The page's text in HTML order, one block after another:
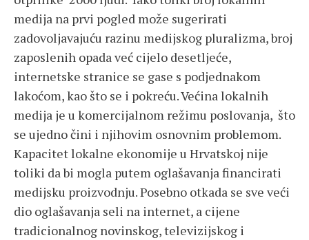
medija na prvi pogled može sugerirati
zadovoljavajuću razinu medijskog pluralizma, broj
zaposlenih opada već cijelo desetljeće,
internetske stranice se gase s podjednakom
lakoćom, kao što se i pokreću. Većina lokalnih
medija je u komercijalnom režimu poslovanja, što
se ujedno čini i njihovim osnovnim problemom.
Kapacitet lokalne ekonomije u Hrvatskoj nije
toliki da bi mogla putem oglašavanja financirati
medijsku proizvodnju. Posebno otkada se sve veći
dio oglašavanja seli na internet, a cijene
tradicionalnog novinskog, televizijskog i